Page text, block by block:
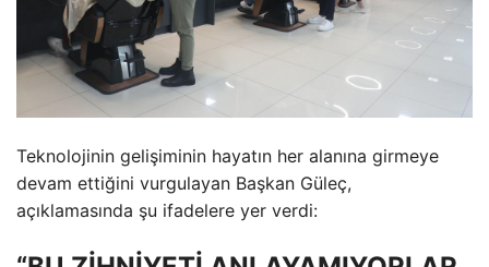
Teknolojinin gelişiminin hayatın her alanına girmeye
devam ettiğini vurgulayan Başkan Güleç,
açıklamasında şu ifadelere yer verdi: